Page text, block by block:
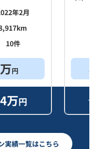
年2月
km
10件
万円
万円 セ
実績一覧はこちら